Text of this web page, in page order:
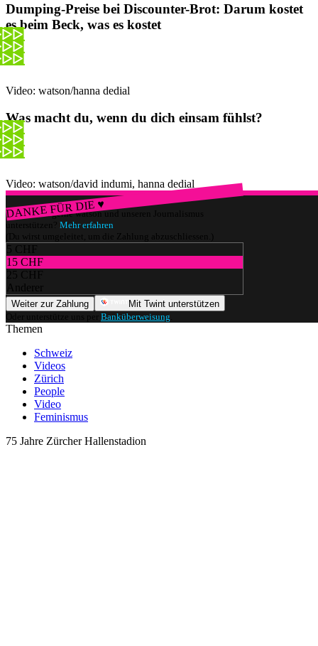
Dumping-Preise bei Discounter-Brot: Darum kostet
es beim Beck, was es kostet
Video: watson/hanna dedial
Was macht du, wenn du dich einsam fühlst?
Video: watson/david indumi, hanna dedial
DANKE FÜR DIE ♥
Würdest du gerne watson und unseren Journalismus
unterstützen? Mehr erfahren
(Du wirst umgeleitet, um die Zahlung abzuschliessen.)
5 CHF
15 CHF
25 CHF
Anderer
Weiter zur Zahlung
Mit Twint unterstützen
Oder unterstütze uns per Banküberweisung
Themen
Schweiz
Videos
Zürich
People
Video
Feminismus
75 Jahre Zürcher Hallenstadion